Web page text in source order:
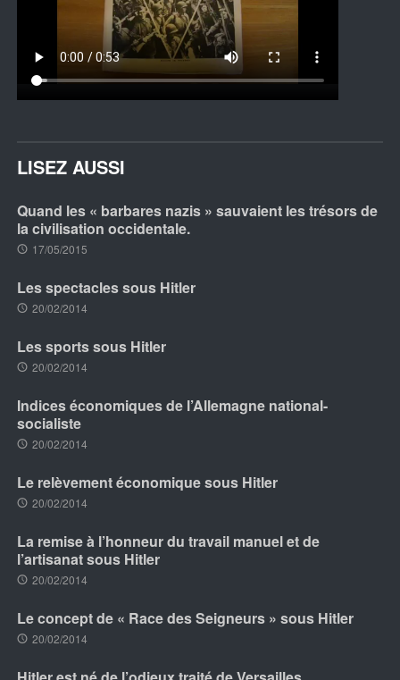
LISEZ AUSSI
Quand les « barbares nazis » sauvaient les trésors de
la civilisation occidentale.
17/05/2015
Les spectacles sous Hitler
20/02/2014
Les sports sous Hitler
20/02/2014
Indices économiques de l’Allemagne national-
socialiste
20/02/2014
Le relèvement économique sous Hitler
20/02/2014
La remise à l’honneur du travail manuel et de
l’artisanat sous Hitler
20/02/2014
Le concept de « Race des Seigneurs » sous Hitler
20/02/2014